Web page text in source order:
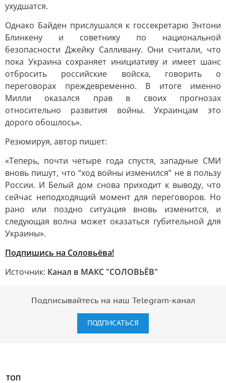
ухудшатся.
Однако Байден прислушался к госсекретарю Энтони
Блинкену и советнику по национальной
безопасности Джейку Салливану. Они считали, что
пока Украина сохраняет инициативу и имеет шанс
отбросить российские войска, говорить о
переговорах преждевременно. В итоге именно
Милли оказался прав в своих прогнозах
относительно развития войны. Украинцам это
дорого обошлось».
Резюмируя, автор пишет:
«Теперь, почти четыре года спустя, западные СМИ
вновь пишут, что “ход войны изменился” не в пользу
России. И Белый дом снова приходит к выводу, что
сейчас неподходящий момент для переговоров. Но
рано или поздно ситуация вновь изменится, и
следующая волна может оказаться губительной для
Украины».
Подпишись на Соловьёва!
Источник: Канал в МАКС "СОЛОВЬЁВ"
Подписывайтесь на наш Telegram-канал
ПОДПИСАТЬСЯ
ТОП